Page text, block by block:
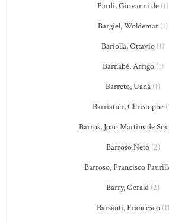
Bardi, Giovanni de (1)
Bargiel, Woldemar (1)
Bariolla, Ottavio (1)
Barnabé, Arrigo(1)
Barreto, Uaná (1)
Barriatier, Christophe
Barros, João Martins de
Barroso Neto(2)
Barroso, Francisco
Barry, Gerald (2)
Barsanti, Francesco(1)